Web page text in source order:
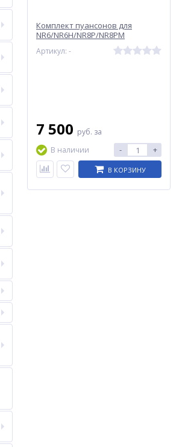
Комплект пуансонов для
NR6/NR6H/NR8P/NR8PM
Артикул: -
7 500 руб. за
В наличии
- +
В КОРЗИНУ